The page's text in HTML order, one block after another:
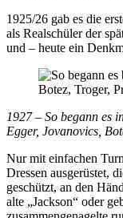
1925/26 gab es die
als Realschüler der
und – heute ein
1927 – So begann es
Egger, Jovanovics,
Nur mit einfachen
Dressen ausgerüstet,
geschützt, an den
alte „Jackson“ oder